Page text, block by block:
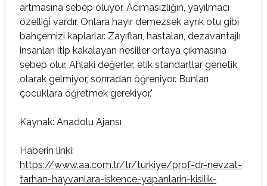
artmasına sebep oluyor. Acımasızlığın, yayılmacı
özelliği vardır. Onlara hayır demezsek ayrık otu gibi
bahçemizi kaplarlar. Zayıfları, hastaları, dezavantajlı
insanları itip kakalayan nesiller ortaya çıkmasına
sebep olur. Ahlaki değerler, etik standartlar genetik
olarak gelmiyor, sonradan öğreniyor. Bunları
çocuklara öğretmek gerekiyor."
Kaynak: Anadolu Ajansı
Haberin linki:
https://www.aa.com.tr/tr/turkiye/prof-dr-nevzat-
tarhan-hayvanlara-iskence-yapanlarin-kisilik-